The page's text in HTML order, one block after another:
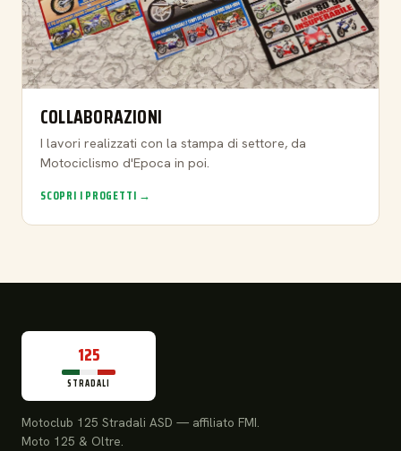
COLLABORAZIONI
I lavori realizzati con la stampa di settore, da
Motociclismo d'Epoca in poi.
SCOPRI I PROGETTI →
125
STRADALI
Motoclub 125 Stradali ASD — affiliato FMI.
Moto 125 & Oltre.